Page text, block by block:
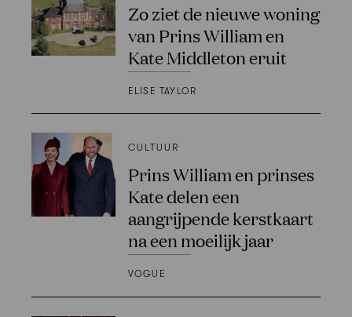
Zo ziet de nieuwe woning
van Prins William en
Kate Middleton eruit
ELISE TAYLOR
CULTUUR
Prins William en prinses
Kate delen een
aangrijpende kerstkaart
na een moeilijk jaar
VOGUE